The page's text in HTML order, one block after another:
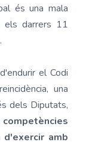
és una mala
els darrers 11
el Codi
una
dels Diputats,
amb